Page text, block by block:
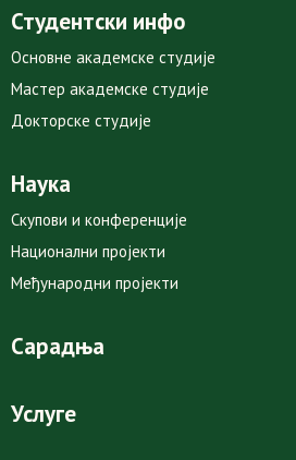
Студентски инфо
Основне академске студије
Мастер академске студије
Докторске студије
Наука
Скупови и конференције
Национални пројекти
Међународни пројекти
Сарадња
Услуге